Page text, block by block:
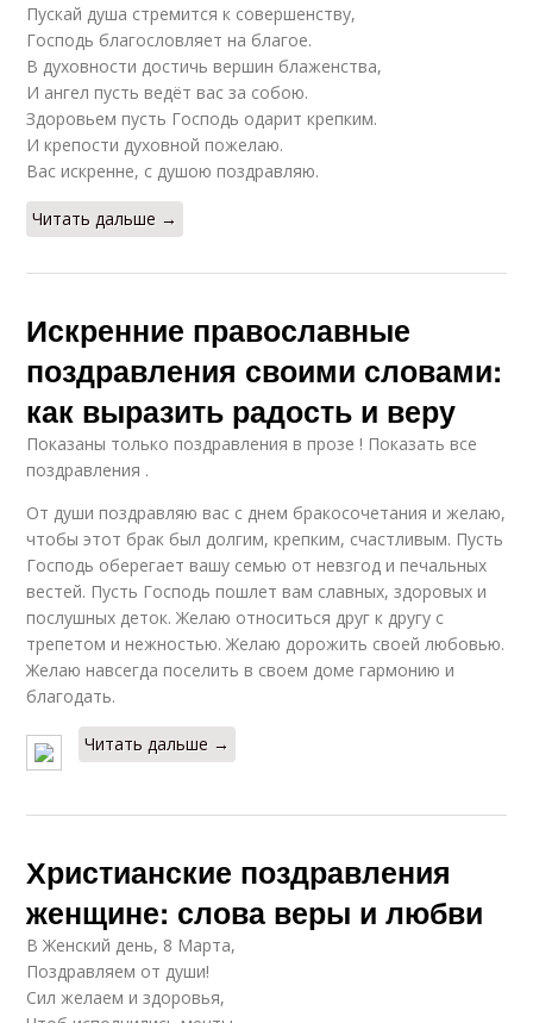
Пускай душа стремится к совершенству,
Господь благословляет на благое.
В духовности достичь вершин блаженства,
И ангел пусть ведёт вас за собою.
Здоровьем пусть Господь одарит крепким.
И крепости духовной пожелаю.
Вас искренне, с душою поздравляю.
Читать дальше →
Искренние православные
поздравления своими словами:
как выразить радость и веру
Показаны только поздравления в прозе ! Показать все
поздравления .
От души поздравляю вас с днем бракосочетания и желаю,
чтобы этот брак был долгим, крепким, счастливым. Пусть
Господь оберегает вашу семью от невзгод и печальных
вестей. Пусть Господь пошлет вам славных, здоровых и
послушных деток. Желаю относиться друг к другу с
трепетом и нежностью. Желаю дорожить своей любовью.
Желаю навсегда поселить в своем доме гармонию и
благодать.
Читать дальше →
Христианские поздравления
женщине: слова веры и любви
В Женский день, 8 Марта,
Поздравляем от души!
Сил желаем и здоровья,